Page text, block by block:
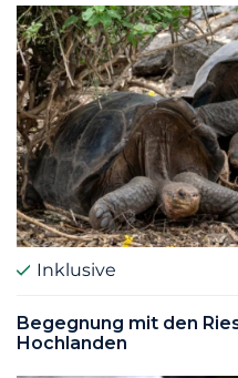
Inklusive
Begegnung mit den
Hochlanden